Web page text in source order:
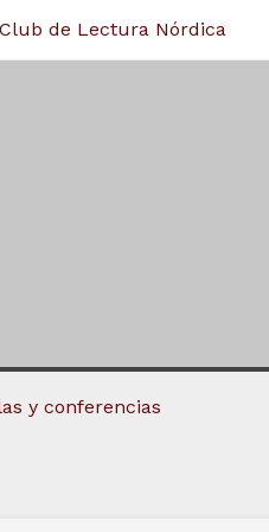
Club de Lectura Nórdica
y conferencias